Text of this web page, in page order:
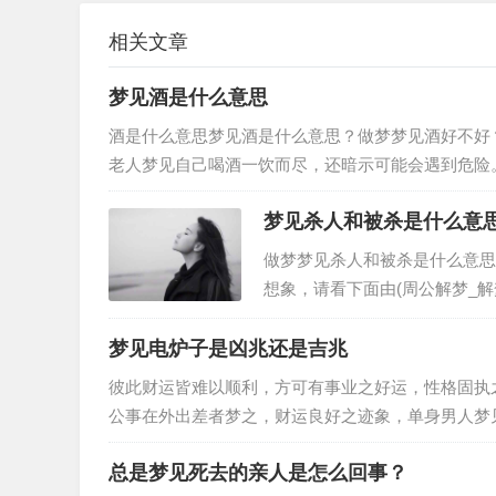
相关文章
梦见酒是什么意思
酒是什么意思梦见酒是什么意思？做梦梦见酒好不
老人梦见自己喝酒一饮而尽，还暗示可能会遇到危
杯酒，夫妻或情人会恩爱如初。女人…
梦见杀人和被杀是什么意
做梦梦见杀人和被杀是什么意
想象，请看下面由(周公解梦_
大全。从周公解梦而言，梦到
梦见电炉子是凶兆还是吉兆
彼此财运皆难以顺利，方可有事业之好运，性格固
公事在外出差者梦之，财运良好之迹象，单身男人
事业中多有困顿之迹象，得此梦事业…
总是梦见死去的亲人是怎么回事？